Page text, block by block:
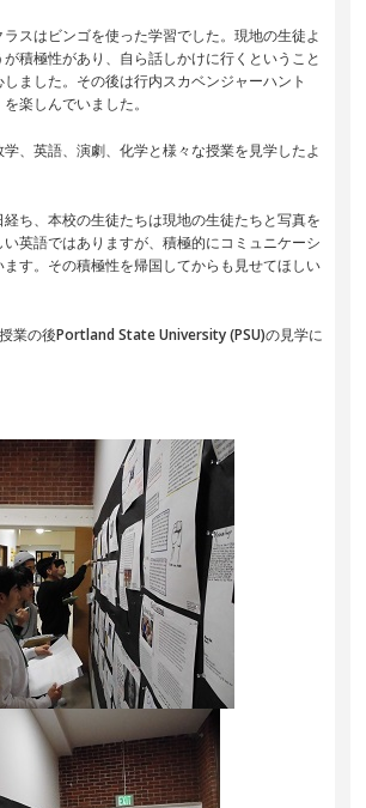
スはビンゴを使った学習でした。現地の生徒よ
積極性があり、自ら話しかけに行くということ
ました。その後は行内スカベンジャーハント
楽しんでいました。
、英語、演劇、化学と様々な授業を見学したよ
ち、本校の生徒たちは現地の生徒たちと写真を
英語ではありますが、積極的にコミュニケーシ
ます。その積極性を帰国してからも見せてほしい
業の後Portland State University (PSU)の見学に